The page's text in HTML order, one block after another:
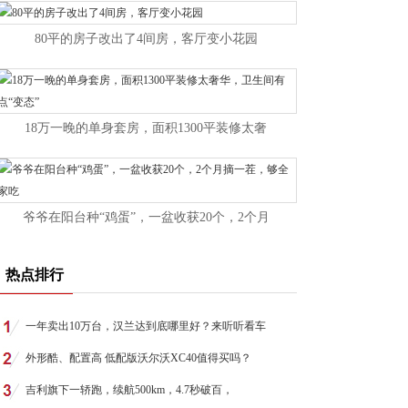
80平的房子改出了4间房，客厅变小花园
18万一晚的单身套房，面积1300平装修太奢
爷爷在阳台种“鸡蛋”，一盆收获20个，2个月
热点排行
一年卖出10万台，汉兰达到底哪里好？来听听看车
外形酷、配置高 低配版沃尔沃XC40值得买吗？
吉利旗下一轿跑，续航500km，4.7秒破百，